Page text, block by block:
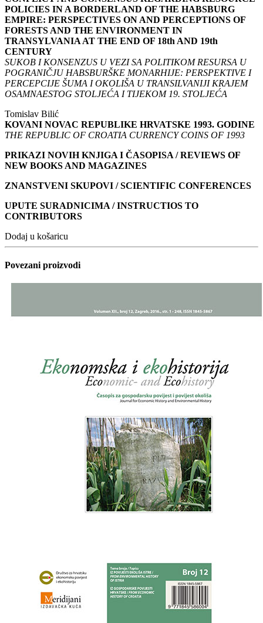
POLICIES IN A BORDERLAND OF THE HABSBURG
EMPIRE: PERSPECTIVES ON AND PERCEPTIONS OF
FORESTS AND THE ENVIRONMENT IN
TRANSYLVANIA AT THE END OF 18th AND 19th
CENTURY
SUKOB I KONSENZUS U VEZI SA POLITIKOM RESURSA U
POGRANIČJU HABSBURŠKE MONARHIJE: PERSPEKTIVE I
PERCEPCIJE ŠUMA I OKOLIŠA U TRANSILVANIJI KRAJEM
OSAMNAESTOG STOLJEĆA I TIJEKOM 19. STOLJEĆA
Tomislav Bilić
KOVANI NOVAC REPUBLIKE HRVATSKE 1993. GODINE
THE REPUBLIC OF CROATIA CURRENCY COINS OF 1993
PRIKAZI NOVIH KNJIGA I ČASOPISA / REVIEWS OF
NEW BOOKS AND MAGAZINES
ZNANSTVENI SKUPOVI / SCIENTIFIC CONFERENCES
UPUTE SURADNICIMA / INSTRUCTIOS TO
CONTRIBUTORS
Dodaj u košaricu
Povezani proizvodi